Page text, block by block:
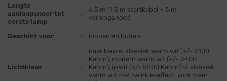
Lengte
aanloopsnoer tot
eerste lamp
:
6,5 m (1,5 m startkabel + 5 m
verlengsnoer)
Geschikt voor : binnen en buiten
Lichtkleur :
naar keuze: klassiek warm wit (+/- 2100
Kelvin), modern warm wit (+/- 2400
Kelvin), ijswit (+/- 5000 Kelvin) of klassiek
warm wit mét twinkle-effect, voor meer